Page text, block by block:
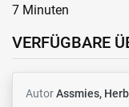
7 Minuten
VERFÜGBARE
AutorAssmies,